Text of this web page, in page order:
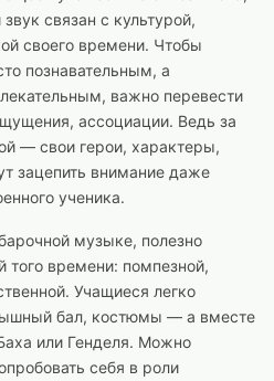
связан с культурой,
своего времени. Чтобы
познавательным, а
важно перевести
ассоциации. Ведь за
— свои герои, характеры,
зацепить внимание даже
ученика.
музыке, полезно
того времени: помпезной,
Учащиеся легко
бал, костюмы — а вместе
или Генделя. Можно
себя в роли